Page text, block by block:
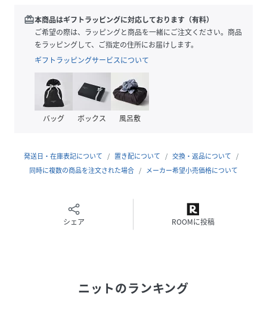
くい肌触りです。首元や袖、裾はリブ仕様なので、優しくフ
ィットします。
■コーディネート
ネップヤーンのメランジ感が程よいアクセントを出しつつ
も、デザイン自体はシンプルなクルーネックニットなので、
ボトムスを選ばず合わせやすいのがポイント。ワイドパンツ
着として、真冬にはコートを羽織って着まわせる一着です。
※商品の色味につきましては、ご利用のPC、スマートフォン
redeem本商品はギフトラッピングに対応しております（有料）
ご希望の際は、ラッピングと商品を一緒にご注文ください。商品
をラッピングして、ご指定の住所にお届けします。
ギフトラッピングサービスについて
バッグ ボックス 風呂敷
発送日・在庫表記について 置き配について
交換・返品について
同時に複数の商品を注文された場合
メーカー希望小売価格について
シェア ROOMに投稿
ニットのランキング